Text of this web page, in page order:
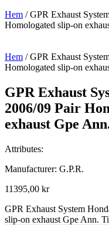
Hem / GPR Exhaust
Homologated slip-on
Hem / GPR Exhaust
Homologated slip-on
GPR Exhaust
2006/09 Pair
exhaust Gpe
Attributes:
Manufacturer: G.P.R.
11395,00 kr
GPR Exhaust System
slip-on exhaust Gpe Ann.